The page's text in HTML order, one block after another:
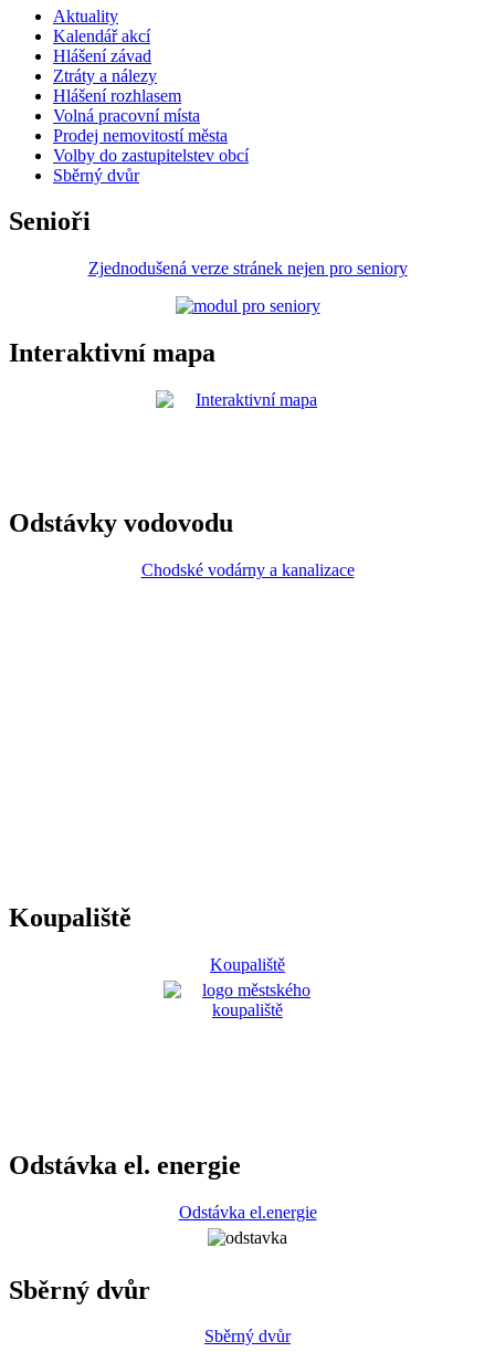
Aktuality
Kalendář akcí
Hlášení závad
Ztráty a nálezy
Hlášení rozhlasem
Volná pracovní místa
Prodej nemovitostí města
Volby do zastupitelstev obcí
Sběrný dvůr
Senioři
Zjednodušená verze stránek nejen pro seniory
Interaktivní mapa
Odstávky vodovodu
Chodské vodárny a kanalizace
Koupaliště
Koupaliště
Odstávka el. energie
Odstávka el.energie
Sběrný dvůr
Sběrný dvůr